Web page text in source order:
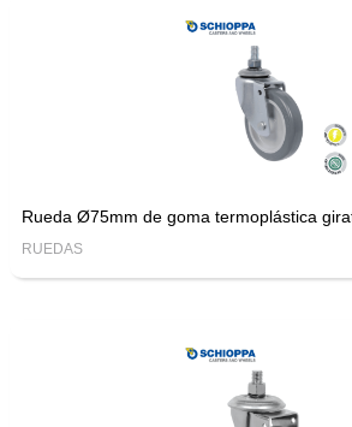
Rueda Ø75mm de goma termoplástica
RUEDAS